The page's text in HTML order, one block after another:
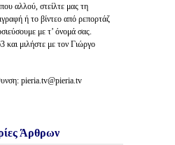
αλλού, στείλτε μας τη
ή το βίντεο από ρεπορτάζ
με τ’ όνομά σας.
μιλήστε με τον Γιώργο
pieria.tv@pieria.tv
Άρθρων